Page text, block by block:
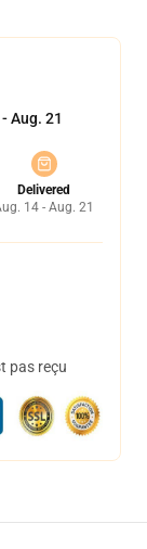
Aug. 21
Delivered
14 - Aug. 21
pas reçu